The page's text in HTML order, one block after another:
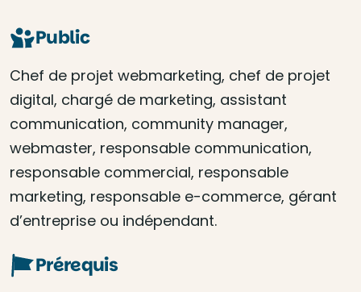
Public
Chef de projet webmarketing, chef de projet
digital, chargé de marketing, assistant
communication, community manager,
webmaster, responsable communication,
responsable commercial, responsable
marketing, responsable e-commerce, gérant
d’entreprise ou indépendant.
Prérequis